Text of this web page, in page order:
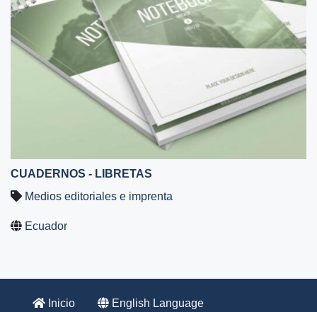
CUADERNOS - LIBRETAS
Medios editoriales e imprenta
Ecuador
Inicio English Language